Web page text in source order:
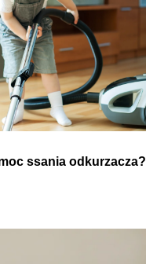
ssania odkurzacza?